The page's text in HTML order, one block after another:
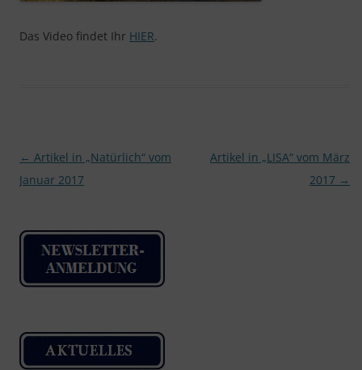
Das Video findet Ihr HIER.
Beitragsnavigation
← Artikel in „Natürlich“ vom
Januar 2017
Artikel in „LISA“ vom März
2017 →